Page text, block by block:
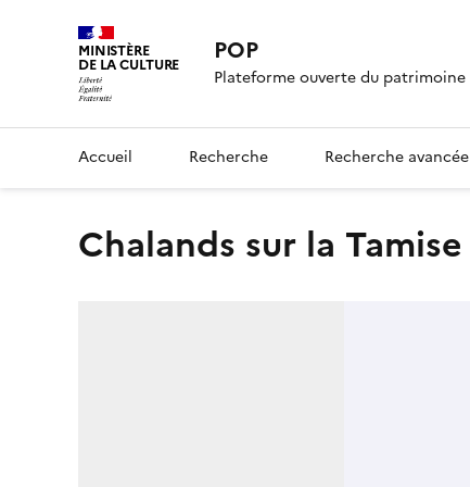
MINISTÈRE
DE LA CULTURE POP
Plateforme ouverte du patrimoine
Accueil Recherche Recherche avancée
Chalands sur la Tamise